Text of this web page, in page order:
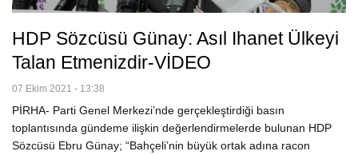
HDP Sözcüsü Günay: Asıl Ihanet Ülkeyi
Talan Etmenizdir-VİDEO
07 Ekim 2021 - 13:38
PİRHA- Parti Genel Merkezi’nde gerçekleştirdiği basın
toplantısında gündeme ilişkin değerlendirmelerde bulunan HDP
Sözcüsü Ebru Günay; “Bahçeli’nin büyük ortak adına racon